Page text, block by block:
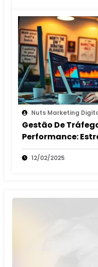
Nuts Marketing
Gestão De
Performance:
Maximizar O ROI
12/02/2025